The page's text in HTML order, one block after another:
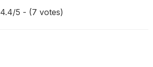
4.4/5 - (7 votes)